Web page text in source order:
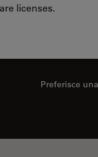
licenses.
Preferisce